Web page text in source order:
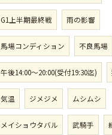
G1上半期最終戦 雨の影響
馬場コンディション 不良馬場
午後14:00〜20:00(受付19:30迄)
気温 ジメジメ ムシムシ
メイショウタバル 武騎手